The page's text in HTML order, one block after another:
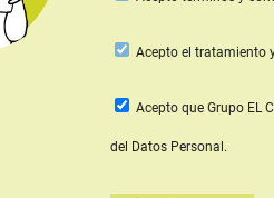
Aceptoel tratamiento
Acepto que Grupo EL
del Datos Personal.